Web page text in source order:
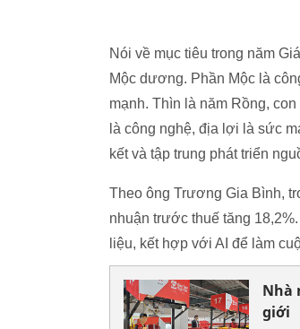
Nói về mục tiêu trong năm
Mộc dương. Phần Mộc là
mạnh. Thìn là năm Rồng,
là công nghệ, địa lợi là sức
kết và tập trung phát triển
Theo ông Trương Gia Bình,
nhuận trước thuế tăng
liệu, kết hợp với AI để làm
Nhà
giới